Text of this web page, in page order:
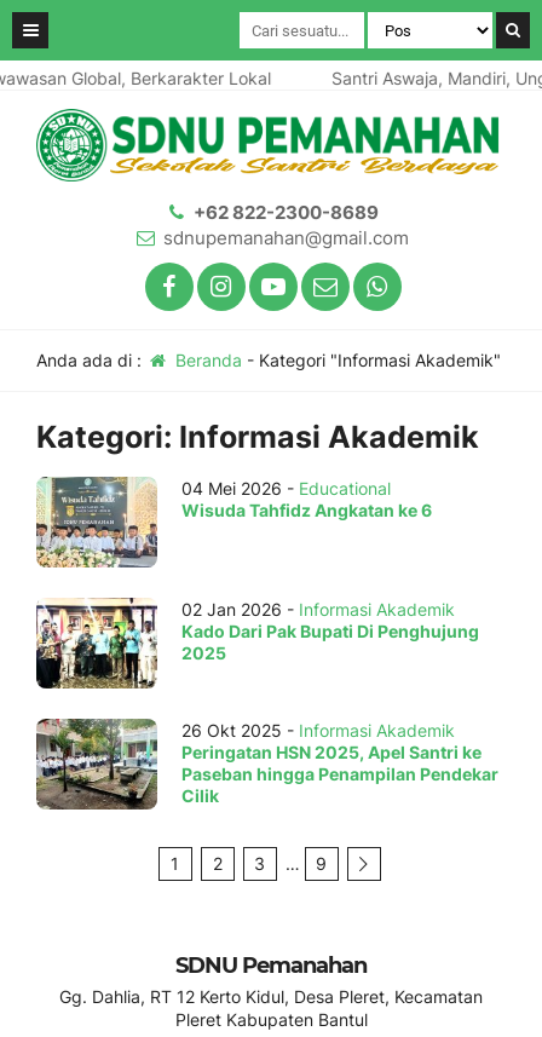
Global, Berkarakter Lokal Santri Aswaja, Mandiri,
+62 822-2300-8689
sdnupemanahan@gmail.com
Anda ada di : Beranda - Kategori "Informasi Akademik"
Kategori: Informasi Akademik
04 Mei 2026 - Educational
Wisuda Tahfidz Angkatan ke 6
02 Jan 2026 - Informasi Akademik
Kado Dari Pak Bupati Di Penghujung
2025
26 Okt 2025 - Informasi Akademik
Peringatan HSN 2025, Apel Santri ke
Paseban hingga Penampilan Pendekar
Cilik
1 2 3 … 9
SDNU Pemanahan
Gg. Dahlia, RT 12 Kerto Kidul, Desa Pleret, Kecamatan
Pleret Kabupaten Bantul